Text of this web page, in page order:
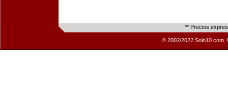
** Precios
© 2002/2022 Solo10.com